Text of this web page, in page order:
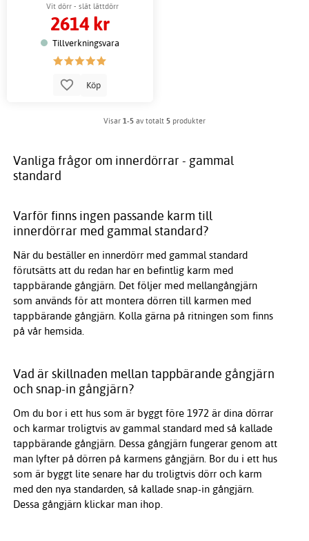
Vit dörr - slät lättdörr
2614 kr
Tillverkningsvara
Köp
Visar 1-5 av totalt 5 produkter
Vanliga frågor om innerdörrar - gammal
standard
Varför finns ingen passande karm till
innerdörrar med gammal standard?
När du beställer en innerdörr med gammal standard
förutsätts att du redan har en befintlig karm med
tappbärande gångjärn. Det följer med mellangångjärn
som används för att montera dörren till karmen med
tappbärande gångjärn. Kolla gärna på ritningen som finns
på vår hemsida.
Vad är skillnaden mellan tappbärande gångjärn
och snap-in gångjärn?
Om du bor i ett hus som är byggt före 1972 är dina dörrar
och karmar troligtvis av gammal standard med så kallade
tappbärande gångjärn. Dessa gångjärn fungerar genom att
man lyfter på dörren på karmens gångjärn. Bor du i ett hus
som är byggt lite senare har du troligtvis dörr och karm
med den nya standarden, så kallade snap-in gångjärn.
Dessa gångjärn klickar man ihop.